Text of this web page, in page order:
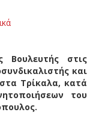
Βουλευτής στις
και
Τρίκαλα, κατά
του